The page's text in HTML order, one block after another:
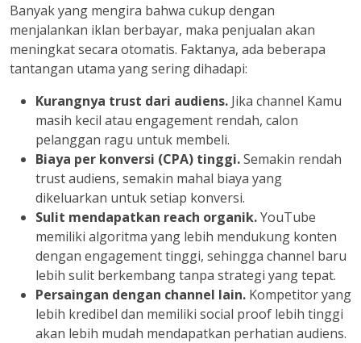
Banyak yang mengira bahwa cukup dengan
menjalankan iklan berbayar, maka penjualan akan
meningkat secara otomatis. Faktanya, ada beberapa
tantangan utama yang sering dihadapi:
Kurangnya trust dari audiens. Jika channel Kamu
masih kecil atau engagement rendah, calon
pelanggan ragu untuk membeli.
Biaya per konversi (CPA) tinggi.Semakin rendah
trust audiens, semakin mahal biaya yang
dikeluarkan untuk setiap konversi.
Sulit mendapatkan reach organik.YouTube
memiliki algoritma yang lebih mendukung konten
dengan engagement tinggi, sehingga channel baru
lebih sulit berkembang tanpa strategi yang tepat.
Persaingan dengan channel lain. Kompetitor yang
lebih kredibel dan memiliki social proof lebih tinggi
akan lebih mudah mendapatkan perhatian audiens.